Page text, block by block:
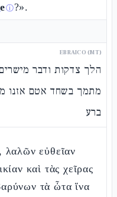
ⓘ?».
EBRAICO (MT)
הלך צדקות ודבר
מתמך בשחד אטם אזנו
ברע
λαλῶν εὐθεῖαν
καὶ τὰς χεῖρας
τὰ ὦτα ἵνα